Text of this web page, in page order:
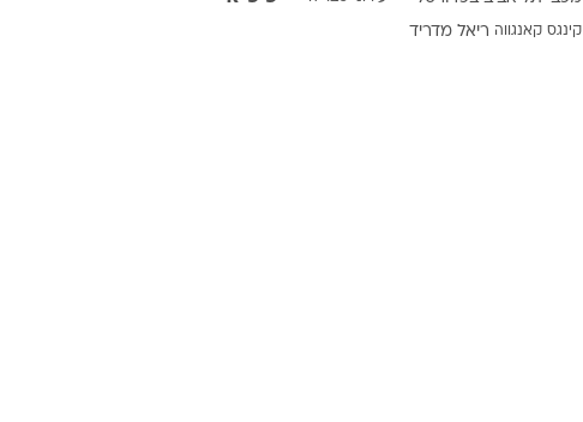
בראש ובראשונה
קינגס קאנגווה ריאל מדריד